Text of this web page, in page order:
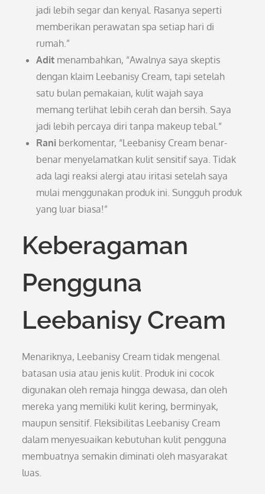
jadi lebih segar dan kenyal. Rasanya seperti
memberikan perawatan spa setiap hari di
rumah.”
Adit menambahkan, “Awalnya saya skeptis
dengan klaim Leebanisy Cream, tapi setelah
satu bulan pemakaian, kulit wajah saya
memang terlihat lebih cerah dan bersih. Saya
jadi lebih percaya diri tanpa makeup tebal.”
Rani berkomentar, “Leebanisy Cream benar-
benar menyelamatkan kulit sensitif saya. Tidak
ada lagi reaksi alergi atau iritasi setelah saya
mulai menggunakan produk ini. Sungguh produk
yang luar biasa!”
Keberagaman
Pengguna
Leebanisy Cream
Menariknya, Leebanisy Cream tidak mengenal
batasan usia atau jenis kulit. Produk ini cocok
digunakan oleh remaja hingga dewasa, dan oleh
mereka yang memiliki kulit kering, berminyak,
maupun sensitif. Fleksibilitas Leebanisy Cream
dalam menyesuaikan kebutuhan kulit pengguna
membuatnya semakin diminati oleh masyarakat
luas.